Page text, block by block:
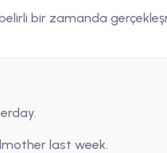
bir zamanda
last week.